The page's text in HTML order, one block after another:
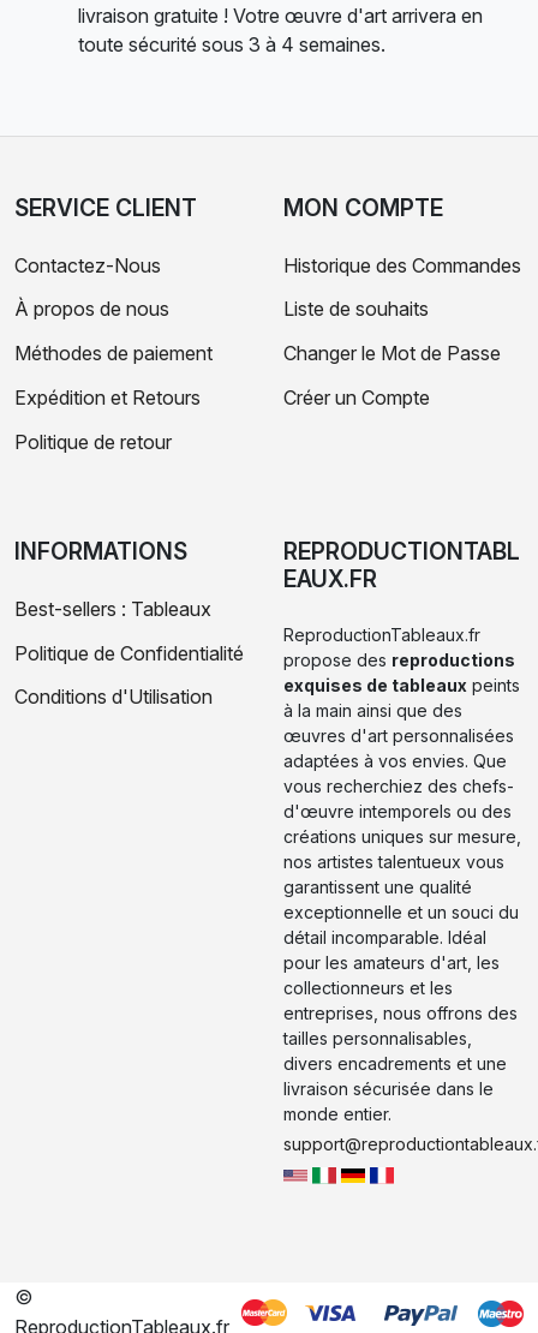
livraison gratuite ! Votre œuvre d'art arrivera en
toute sécurité sous 3 à 4 semaines.
SERVICE CLIENT
Contactez-Nous
À propos de nous
Méthodes de paiement
Expédition et Retours
Politique de retour
MON COMPTE
Historique des Commandes
Liste de souhaits
Changer le Mot de Passe
Créer un Compte
INFORMATIONS
Best-sellers : Tableaux
Politique de Confidentialité
Conditions d'Utilisation
REPRODUCTIONTABL
EAUX.FR
ReproductionTableaux.fr
propose des reproductions
exquises de tableaux peints
à la main ainsi que des
œuvres d'art personnalisées
adaptées à vos envies. Que
vous recherchiez des chefs-
d'œuvre intemporels ou des
créations uniques sur mesure,
nos artistes talentueux vous
garantissent une qualité
exceptionnelle et un souci du
détail incomparable. Idéal
pour les amateurs d'art, les
collectionneurs et les
entreprises, nous offrons des
tailles personnalisables,
divers encadrements et une
livraison sécurisée dans le
monde entier.
©
ReproductionTableaux.fr